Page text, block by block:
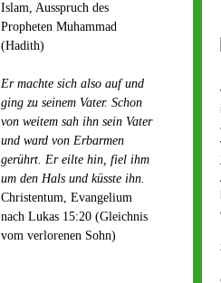
Islam, Ausspruch des
Propheten Muhammad
(Hadith)
Er machte sich also auf und
ging zu seinem Vater. Schon
von weitem sah ihn sein Vater
und ward von Erbarmen
gerührt. Er eilte hin, fiel ihm
um den Hals und küsste ihn.
Christentum, Evangelium
nach Lukas 15:20 (Gleichnis
vom verlorenen Sohn)